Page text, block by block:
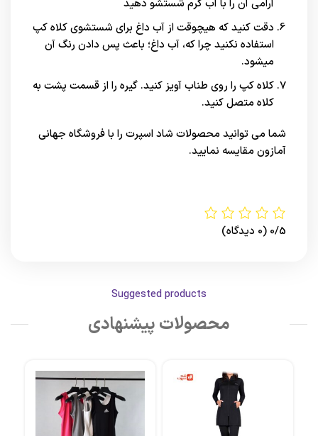
آرامی آن را با آب گرم شستشو دهید
دقت کنید که هیچوقت از آب داغ برای شستشوی کلاه کپ
استفاده نکنید چرا که، آب داغ؛ باعث پس دادن رنگ آن
میشود.
کلاه کپ را روی طناب آویز کنید. گیره را از قسمت پشت به
کلاه متصل کنید.
شما می توانید محصولات شاد اسپرت را با فروشگاه جهانی
آمازون مقایسه نمایید.
0/5 (0 دیدگاه)
Suggested products
محصولات پیشنهادی